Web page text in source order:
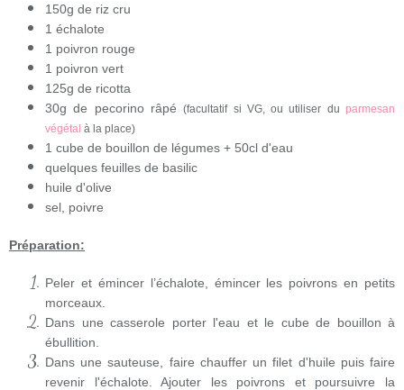
150g de riz cru
1 échalote
1 poivron rouge
1 poivron vert
125g de ricotta
30g de pecorino râpé(facultatif si VG, ou utiliser duparmesan
végétal à la place)
1 cube de bouillon de légumes + 50cl d'eau
quelques feuilles de basilic
huile d'olive
sel, poivre
Préparation:
Peler et émincer l’échalote, émincer les poivrons en petits
morceaux.
Dans une casserole porter l'eau et le cube de bouillon à
ébullition.
Dans une sauteuse, faire chauffer un filet d'huile puis faire
revenir l'échalote. Ajouter les poivrons et poursuivre la